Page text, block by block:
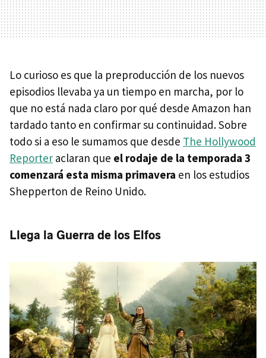
Lo curioso es que la preproducción de los nuevos
episodios llevaba ya un tiempo en marcha, por lo
que no está nada claro por qué desde Amazon han
tardado tanto en confirmar su continuidad. Sobre
todo si a eso le sumamos que desde The Hollywood
Reporter aclaran que el rodaje de la temporada 3
comenzará esta misma primavera en los estudios
Shepperton de Reino Unido.
Llega la Guerra de los Elfos